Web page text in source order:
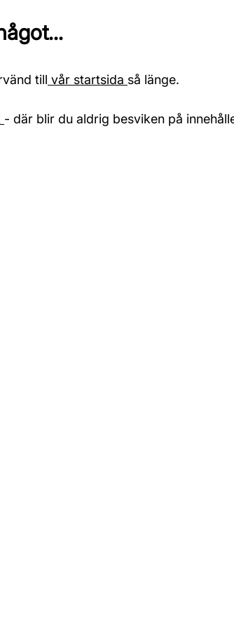
till vår startsida så länge.
- där blir du aldrig besviken på